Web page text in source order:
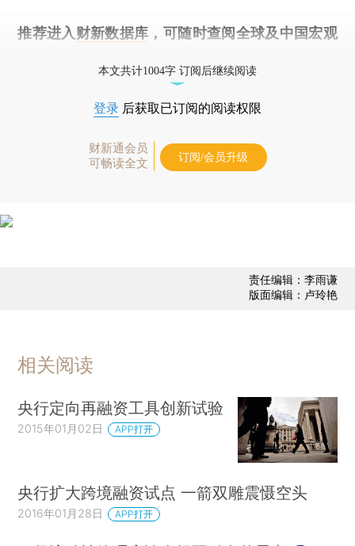
推荐进入 财新数据库 ，可随时查阅全球及中国宏观
本文共计1004字 订阅后继续阅读
登录 后获取已订阅的阅读权限
财新通会员
可畅读全文
订阅/会员升级
责任编辑：李雨谦
版面编辑：卢玲艳
相关阅读
央行定向再融资工具创新试验
2015年01月02日 APP打开
央行扩大跨境融资试点 一箭双雕震慑空头
2016年01月28日 APP打开